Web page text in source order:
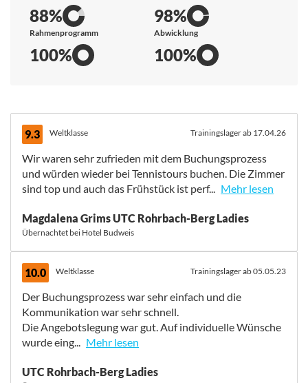
88% 98%
Rahmenprogramm
100%
Abwicklung
100%
9.3 Weltklasse Trainingslager ab 17.04.26
Wir waren sehr zufrieden mit dem Buchungsprozess
und würden wieder bei Tennistours buchen. Die Zimmer
sind top und auch das Frühstück ist perf... Mehr lesen
Wir waren sehr zufrieden mit dem Buchungsprozess
und würden wieder bei Tennistours buchen. Die Zimmer
der Unterkunft ist sehr gut - kurzer Weg zum
Tennisplatz, aber auch ins Zentrum. Das
Trainingsgelände ist sehr gut, die
Trainingsmöglichkeiten waren top. Einige Plätze waren
noch sehr tief, was aber der frühen Phase geschuldet ist,
nach dem Winter. Die Trainings wurden wie geplant von
Trainern vor Ort abgehalten. Die Trainer sind auf unsere
Augen eher wenig Feedback gegeben. Budweis bietet
Magdalena Grims UTC Rohrbach-Berg Ladies
Übernachtet bei Hotel Budweis
10.0 Weltklasse Trainingslager ab 05.05.23
Der Buchungsprozess war sehr einfach und die
Kommunikation war sehr schnell.
Die Angebotslegung war gut. Auf individuelle Wünsche
wurde eing... Mehr lesen
Der Buchungsprozess war sehr einfach und die
Kommunikation war sehr schnell.
UTC Rohrbach-Berg Ladies